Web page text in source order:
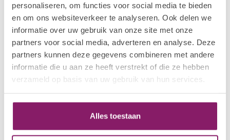
personaliseren, om functies voor social media te bieden
en om ons websiteverkeer te analyseren. Ook delen we
informatie over uw gebruik van onze site met onze
partners voor social media, adverteren en analyse. Deze
partners kunnen deze gegevens combineren met andere
informatie die u aan ze heeft verstrekt of die ze hebben
verzameld op basis van uw gebruik van hun services.
Alles toestaan
I.Am by BO. Soak Off Gel
Polish #143 Sour Sprout
(15ml)
Op voorraad
€12,50
€10,00
I.AM COLLECTION BY BO.
I.Am by BO. Soak Off Gel
Polish #144 Lime Twist (15ml)
€12,50
€10,00
Recent bekeken